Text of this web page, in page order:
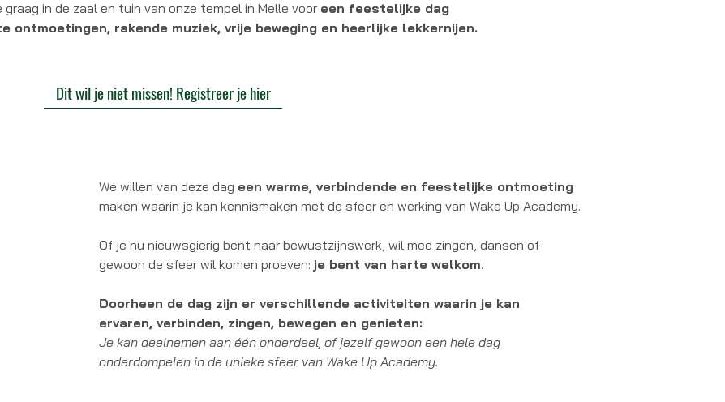
graag in de zaal en tuin van onze tempel in Melle voor een feestelijke dag
ontmoetingen, rakende muziek, vrije beweging en heerlijke lekkernijen.
Dit wil je niet missen! Registreer je hier
We willen van deze dag een warme, verbindende en feestelijke ontmoeting
maken waarin je kan kennismaken met de sfeer en werking van Wake Up Academy.
Of je nu nieuwsgierig bent naar bewustzijnswerk, wil mee zingen, dansen of
gewoon de sfeer wil komen proeven: je bent van harte welkom.
Doorheen de dag zijn er verschillende activiteiten waarin je kan
ervaren, verbinden, zingen, bewegen en genieten:
Je kan deelnemen aan één onderdeel, of jezelf gewoon een hele dag
onderdompelen in de unieke sfeer van Wake Up Academy.